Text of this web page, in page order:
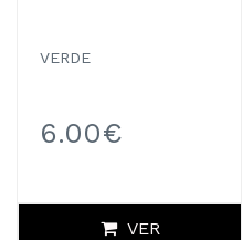
VERDE
6.00€
VER